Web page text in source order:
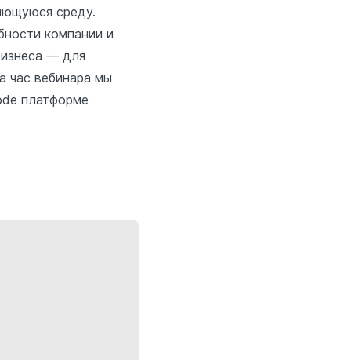
среду.
компании и
— для
час вебинара мы
платформе